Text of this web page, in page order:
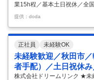
業15h程／基本土日祝休／全
【秋田市／転勤無】経理（
／全国に80以上の飲食店を
ｈ程/居酒屋「薄利多売半兵
～ ・＜食べログ百名店＞に
価を頂いております！ ・経
増員募集を行います！ ≪こ
整理 ・会計ソフトへのデー
提供：doda
正社員 未経験OK
未経験歓迎／秋田市
者手配）／土日祝休
株式会社ドリームリンク ★